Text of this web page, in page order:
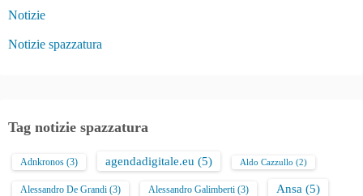
Notizie
Notizie spazzatura
Tag notizie spazzatura
Adnkronos (3) agendadigitale.eu (5) Aldo Cazzullo (2)
Alessandro De Grandi (3) Alessandro Galimberti (3) Ansa (5)